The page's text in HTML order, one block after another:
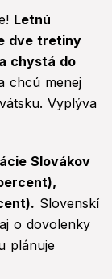
Letnú
dve tretiny
chystá do
chcú menej
Vyplýva
Slovákov
Slovenskí
o dovolenky
plánuje